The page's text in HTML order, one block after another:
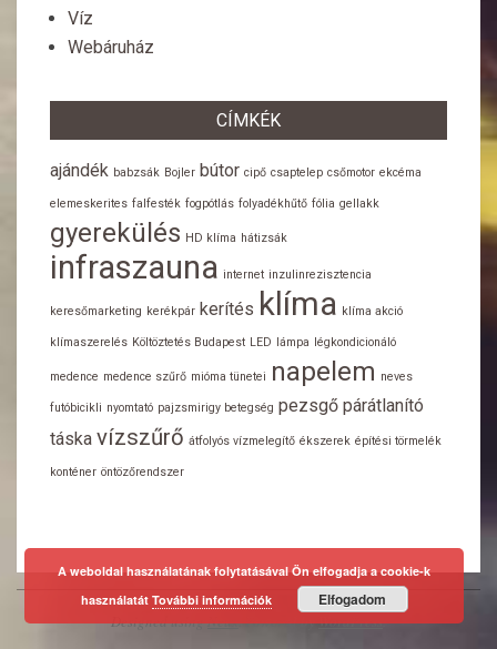
Víz
Webáruház
CÍMKÉK
ajándék babzsák Bojler bútor cipő csaptelep csőmotor ekcéma
elemeskerites falfesték fogpótlás folyadékhűtő fólia gellakk
gyerekülés HD klíma hátizsák
infraszauna internet inzulinrezisztencia
keresőmarketing kerékpár kerítés klíma klíma akció
klímaszerelés Költöztetés Budapest LED lámpa légkondicionáló
medence medence szűrő mióma tünetei napelem neves
futóbicikli nyomtató pajzsmirigy betegség pezsgő párátlanító
táska vízszűrő átfolyós vízmelegítő ékszerek építési törmelék
konténer öntözőrendszer
Designed usingNeux. Powered byWordPress.
A weboldal használatának folytatásával Ön elfogadja a cookie-k
használatát További információk Elfogadom